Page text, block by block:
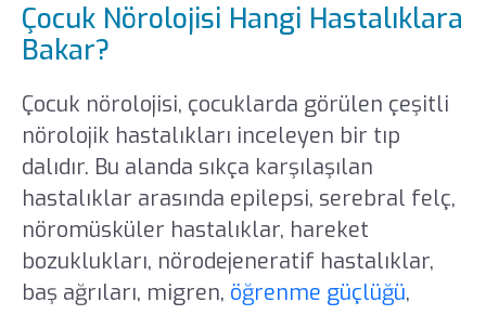
Çocuk Nörolojisi Hangi Hastalıklara
Bakar?
Çocuk nörolojisi, çocuklarda görülen çeşitli
nörolojik hastalıkları inceleyen bir tıp
dalıdır. Bu alanda sıkça karşılaşılan
hastalıklar arasında epilepsi, serebral felç,
nöromüsküler hastalıklar, hareket
bozuklukları, nörodejeneratif hastalıklar,
baş ağrıları, migren, öğrenme güçlüğü,